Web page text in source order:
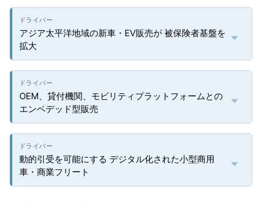
アジア太平洋地域の新車・EV販売が 被保険者基盤を
拡大
OEM、貸付機関、モビリティプラットフォームとの
エンベデッド型販売
動的引受を可能にする デジタル化された小型商用
車・商業フリート